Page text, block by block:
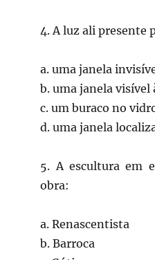
4. A luz ali presente
a. uma janela
b. uma janela visível
c. um buraco no
d. uma janela
5. A escultura em
obra:
a. Renascentista
b. Barroca